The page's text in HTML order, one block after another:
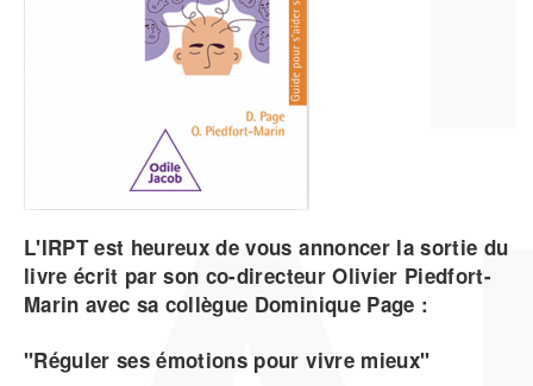
L'IRPT est heureux de vous annoncer la sortie du
livre écrit par son co-directeur Olivier Piedfort-
Marin avec sa collègue Dominique Page :
"Réguler ses émotions pour vivre mieux"